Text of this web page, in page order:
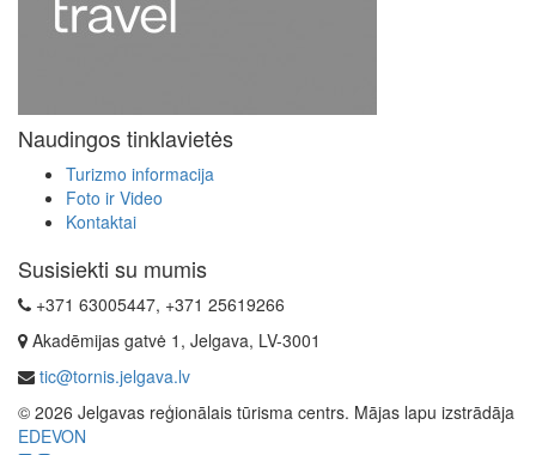
Naudingos tinklavietės
Turizmo informacija
Foto ir Video
Kontaktai
Susisiekti su mumis
+371 63005447, +371 25619266
Akadēmijas gatvė 1, Jelgava, LV-3001
tic@tornis.jelgava.lv
© 2026 Jelgavas reģionālais tūrisma centrs. Mājas lapu izstrādāja
EDEVON